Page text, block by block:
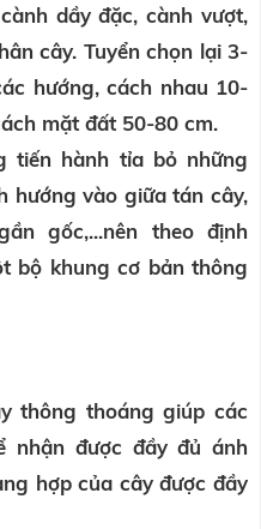
dầy đặc, cành vượt,
cây. Tuyển chọn lại 3-
hướng, cách nhau 10-
mặt đất 50-80 cm.
tiến hành tỉa bỏ những
hướng vào giữa tán cây,
gốc,...nên theo định
bộ khung cơ bản thông
thông thoáng giúp các
nhận được đầy đủ ánh
hợp của cây được đầy